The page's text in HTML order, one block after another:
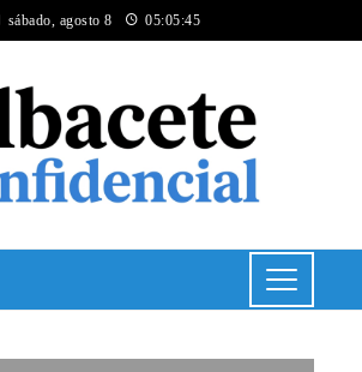
sábado, agosto 8 05:05:45